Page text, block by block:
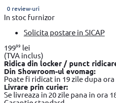
0 review-uri
In stoc furnizor
Solicita postare in SICAP
19999 lei
(TVA inclus)
Ridica din locker / punct
Din Showroom-ul evomag:
Poate fi ridicat in 19 zile dupa ora
Livrare prin curier:
Se livreaza in 20 zile pana in ora